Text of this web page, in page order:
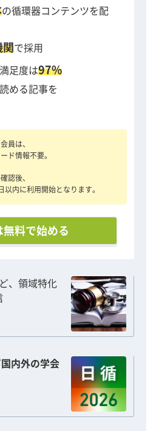
の循環器コンテンツを配
関で採用
足度は97%
める記事を
員は、
ド情報不要。
認後、
以内に利用開始となります。
無料で始める
、領域特化
国内外の学会